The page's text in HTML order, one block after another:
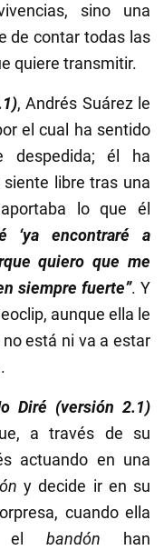
sino una
de contar todas las
quiere transmitir.
, Andrés Suárez le
el cual ha sentido
despedida; él ha
libre tras una
lo que él
‘ya encontraré a
quiero que me
siempre fuerte”. Y
aunque ella le
está ni va a estar
Diré (versión 2.1)
a través de su
actuando en una
y decide ir en su
cuando ella
el bandón han